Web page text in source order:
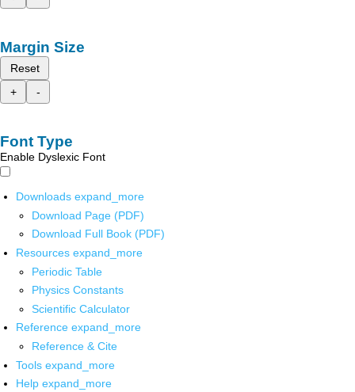
Margin Size
Reset
+
-
Font Type
Enable Dyslexic Font
Downloads expand_more
Download Page (PDF)
Download Full Book (PDF)
Resources expand_more
Periodic Table
Physics Constants
Scientific Calculator
Reference expand_more
Reference & Cite
Tools expand_more
Help expand_more